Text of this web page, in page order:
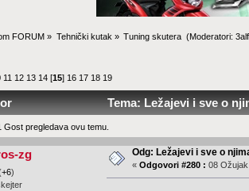
FORUM » Tehnički kutak » Tuning skutera (Moderatori:
11 12 13 14 [15] 16 17 18 19
Tema: Ležajevi i sve o
Gost pregledava ovu temu.
zg
+6)
Odg: Ležajevi i sve o
« Odgovori #280 : 08